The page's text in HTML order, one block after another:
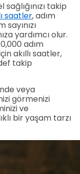
takip
saatler, adım
yardımcı olur.
adım
akıllı saatler,
takip
veya
görmenizi
ve
bir yaşam tarzı